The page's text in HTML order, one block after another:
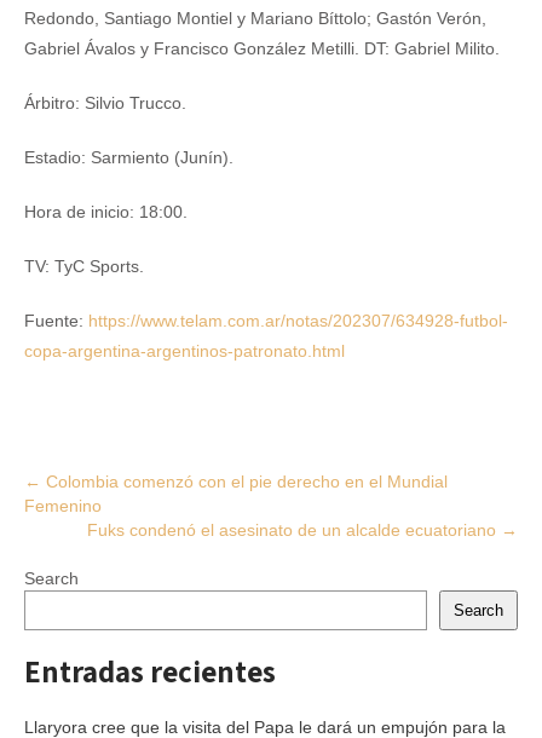
Redondo, Santiago Montiel y Mariano Bíttolo; Gastón Verón,
Gabriel Ávalos y Francisco González Metilli. DT: Gabriel Milito.
Árbitro: Silvio Trucco.
Estadio: Sarmiento (Junín).
Hora de inicio: 18:00.
TV: TyC Sports.
Fuente: https://www.telam.com.ar/notas/202307/634928-futbol-
copa-argentina-argentinos-patronato.html
Post
navigation
← Colombia comenzó con el pie derecho en el Mundial
Femenino
Fuks condenó el asesinato de un alcalde ecuatoriano →
Search
Search
Entradas recientes
Llaryora cree que la visita del Papa le dará un empujón para la